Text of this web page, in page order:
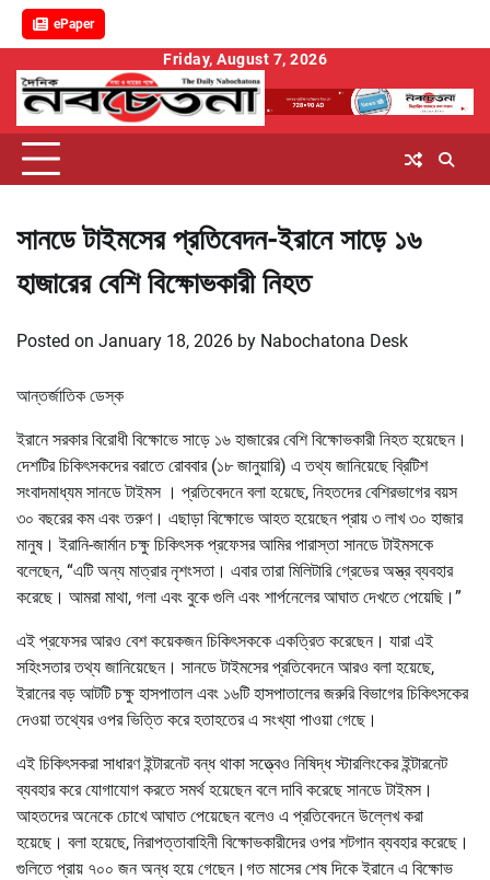
ePaper
content
Friday, August 7, 2026
সানডে টাইমসের প্রতিবেদন-ইরানে সাড়ে ১৬
হাজারের বেশি বিক্ষোভকারী নিহত
Posted on January 18, 2026 by Nabochatona Desk
আন্তর্জাতিক ডেস্ক
ইরানে সরকার বিরোধী বিক্ষোভে সাড়ে ১৬ হাজারের বেশি বিক্ষোভকারী নিহত হয়েছেন।
দেশটির চিকিৎসকদের বরাতে রোববার (১৮ জানুয়ারি) এ তথ্য জানিয়েছে ব্রিটিশ
সংবাদমাধ্যম সানডে টাইমস । প্রতিবেদনে বলা হয়েছে, নিহতদের বেশিরভাগের বয়স
৩০ বছরের কম এবং তরুণ। এছাড়া বিক্ষোভে আহত হয়েছেন প্রায় ৩ লাখ ৩০ হাজার
মানুষ। ইরানি-জার্মান চক্ষু চিকিৎসক প্রফেসর আমির পারাস্তা সানডে টাইমসকে
বলেছেন, “এটি অন্য মাত্রার নৃশংসতা। এবার তারা মিলিটারি গ্রেডের অস্ত্র ব্যবহার
করেছে। আমরা মাথা, গলা এবং বুকে গুলি এবং শার্পনেলের আঘাত দেখতে পেয়েছি।”
এই প্রফেসর আরও বেশ কয়েকজন চিকিৎসককে একত্রিত করেছেন। যারা এই
সহিংসতার তথ্য জানিয়েছেন। সানডে টাইমসের প্রতিবেদনে আরও বলা হয়েছে,
ইরানের বড় আটটি চক্ষু হাসপাতাল এবং ১৬টি হাসপাতালের জরুরি বিভাগের চিকিৎসকের
দেওয়া তথ্যের ওপর ভিত্তি করে হতাহতের এ সংখ্যা পাওয়া গেছে।
এই চিকিৎসকরা সাধারণ ইন্টারনেট বন্ধ থাকা সত্ত্বেও নিষিদ্ধ স্টারলিংকের ইন্টারনেট
ব্যবহার করে যোগাযোগ করতে সমর্থ হয়েছেন বলে দাবি করেছে সানডে টাইমস।
আহতদের অনেকে চোখে আঘাত পেয়েছেন বলেও এ প্রতিবেদনে উল্লেখ করা
হয়েছে। বলা হয়েছে, নিরাপত্তাবাহিনী বিক্ষোভকারীদের ওপর শটগান ব্যবহার করেছে।
গুলিতে প্রায় ৭০০ জন অন্ধ হয়ে গেছেন।গত মাসের শেষ দিকে ইরানে এ বিক্ষোভ